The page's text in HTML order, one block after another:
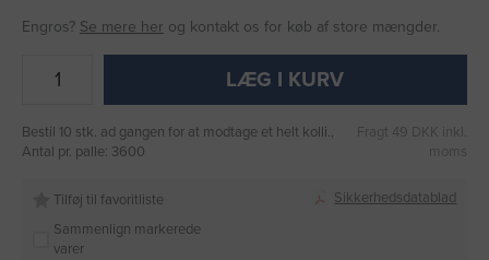
Engros? Se mere her og kontakt os for køb af store mængder.
LÆG I KURV
Bestil 10 stk. ad gangen for at modtage et helt kolli.,
Antal pr. palle: 3600
Fragt 49 DKK inkl.
moms
Tilføj til favoritliste
Sammenlign markerede
varer
Sikkerhedsdatablad